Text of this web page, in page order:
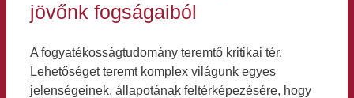
jövőnk fogságaiból
A fogyatékosságtudomány teremtő kritikai tér.
Lehetőséget teremt komplex világunk egyes
jelenségeinek, állapotának feltérképezésére, hogy